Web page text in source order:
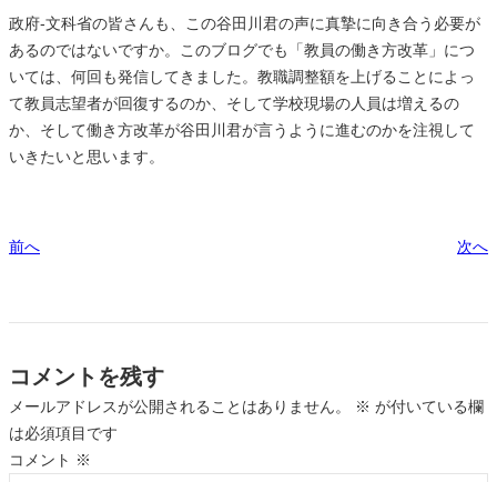
政府‐文科省の皆さんも、この谷田川君の声に真摯に向き合う必要が
あるのではないですか。このブログでも「教員の働き方改革」につ
いては、何回も発信してきました。教職調整額を上げることによっ
て教員志望者が回復するのか、そして学校現場の人員は増えるの
か、そして働き方改革が谷田川君が言うように進むのかを注視して
いきたいと思います。
前へ 次へ
コメントを残す
メールアドレスが公開されることはありません。 ※ が付いている欄
は必須項目です
コメント ※